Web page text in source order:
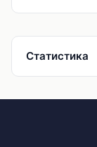
Статистика